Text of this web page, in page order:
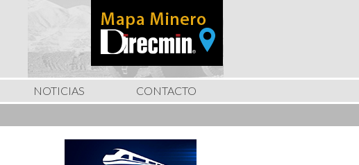
NOTICIAS CONTACTO